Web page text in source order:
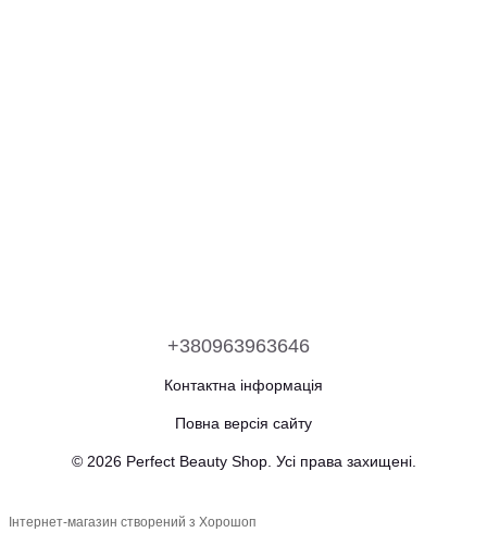
+380963963646
Контактна інформація
Повна версія сайту
© 2026 Perfect Beauty Shop. Усі права захищені.
Інтернет-магазин створений з Хорошоп